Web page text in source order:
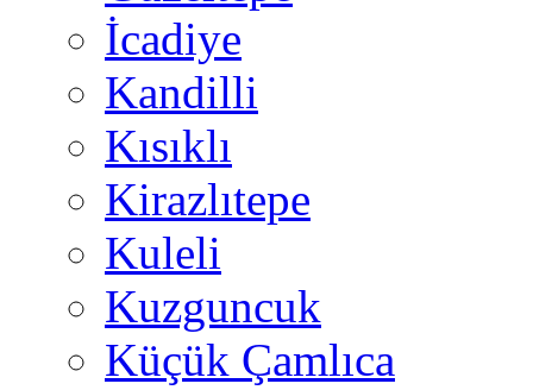
İcadiye
Kandilli
Kısıklı
Kirazlıtepe
Kuleli
Kuzguncuk
Küçük Çamlıca